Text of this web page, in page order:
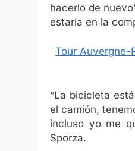
hacerlo de
estaría en la
Tour Auvergne-
“La bicicleta
el camión,
incluso yo me
Sporza.